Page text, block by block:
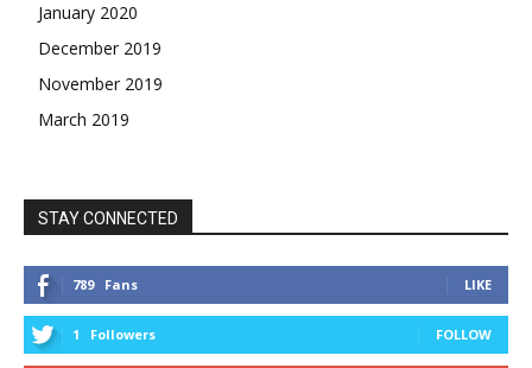
January 2020
December 2019
November 2019
March 2019
STAY CONNECTED
789 Fans LIKE
1 Followers FOLLOW